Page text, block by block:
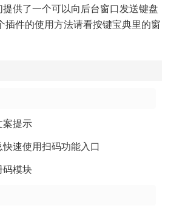
提供了一个可以向后台窗口发送键盘
插件的使用方法请看按键宝典里的窗
案提示
速使用扫码功能入口
码模块